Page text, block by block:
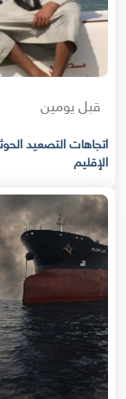
قبل يومين
اتجاهات التصعيد
الإقليم